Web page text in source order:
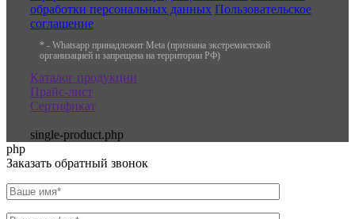
обработки персональных данных Пользовательское
соглашение
* - Whatsapp принадлежит Meta (признана экстремистской
организацией и запрещена на территории РФ)
Каталог продукции
Прайс-лист
Сертификат
single-product.php
php
Заказать обратный звонок